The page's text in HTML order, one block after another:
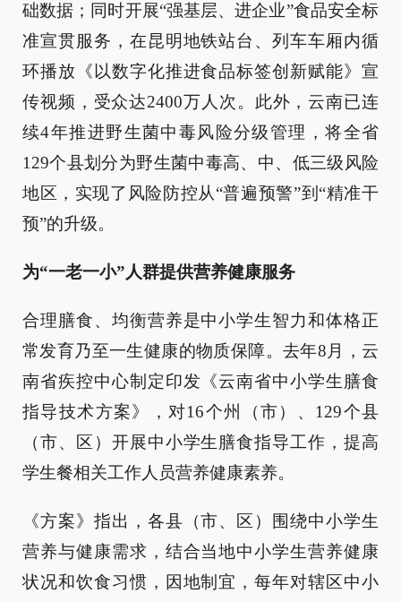
础数据；同时开展“强基层、进企业”食品安全标
准宣贯服务，在昆明地铁站台、列车车厢内循
环播放《以数字化推进食品标签创新赋能》宣
传视频，受众达2400万人次。此外，云南已连
续4年推进野生菌中毒风险分级管理，将全省
129个县划分为野生菌中毒高、中、低三级风险
地区，实现了风险防控从“普遍预警”到“精准干
预”的升级。
为“一老一小”人群提供营养健康服务
合理膳食、均衡营养是中小学生智力和体格正
常发育乃至一生健康的物质保障。去年8月，云
南省疾控中心制定印发《云南省中小学生膳食
指导技术方案》，对16个州（市）、129个县
（市、区）开展中小学生膳食指导工作，提高
学生餐相关工作人员营养健康素养。
《方案》指出，各县（市、区）围绕中小学生
营养与健康需求，结合当地中小学生营养健康
状况和饮食习惯，因地制宜，每年对辖区中小